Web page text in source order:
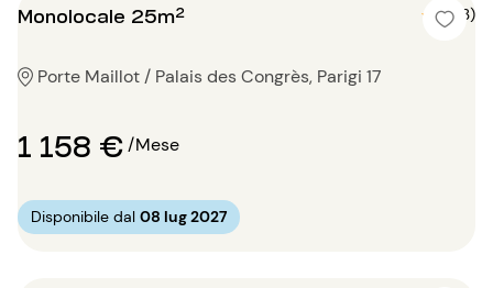
Monolocale 25m² 5 (3)
Porte Maillot / Palais des Congrès, Parigi 17
1 158 €/Mese
Disponibile dal 08 lug 2027